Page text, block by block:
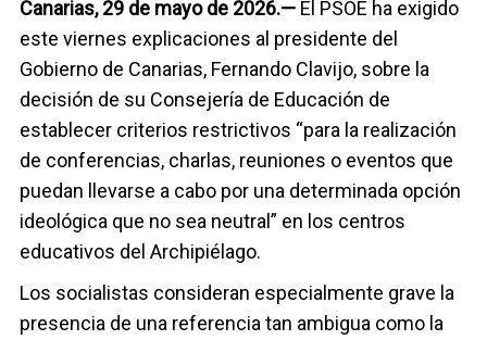
Canarias, 29 de mayo de 2026.— El PSOE ha exigido
este viernes explicaciones al presidente del
Gobierno de Canarias, Fernando Clavijo, sobre la
decisión de su Consejería de Educación de
establecer criterios restrictivos “para la realización
de conferencias, charlas, reuniones o eventos que
puedan llevarse a cabo por una determinada opción
ideológica que no sea neutral” en los centros
educativos del Archipiélago.
Los socialistas consideran especialmente grave la
presencia de una referencia tan ambigua como la